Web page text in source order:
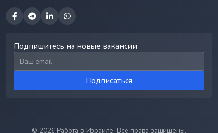
Подпишитесь на новые вакансии
Email для подписки
Подписаться
© 2026 Работа в Израиле. Все права защищены.